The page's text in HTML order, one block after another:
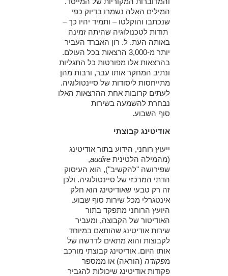
המילים האלה נשמרו בדיוק כפי
שנכתבו והוקלטו – ותמיד יהיו כך –
תודות לטכנולוגיה שהיתה זמינה
באותה העת. ל. רון האברד העביר
יותר מ-3,000 הרצאות בכל העולם.
בהרצאות אלו מפורטות כל התגליות
ונתיב המחקר אותו עבר, ורבות מהן
מתייחסות ליסודות של סיינטולוגיה.
לעתים קרובות אחת ההרצאות האלו
נבחרת להשמעה בשירות
סוף השבוע.
אודיטינג קבוצתי
ייעוץ רוחני, הידוע בתור אודיטינג
(מהמילה הלטינית audire
,
שפירושה "להקשיב"), הוא העיסוק
הדתי המרכזי של סיינטולוגיה. ולכן
זה רק טבעי שאודיטינג הוא חלק
אינטגרלי מכל שירות סוף שבוע.
היועץ הרוחני מתפקד בתור
האודיטור של הקבוצה, ומעביר
שירות אודיטינג שהותאם במיוחד
לקבוצות והוא מתאים לדרשה של
אותו היום. אודיטינג קבוצתי מורכב
מפקודה (הוראה) או ממספר
פקודות אודיטינג שיכולות להגביר